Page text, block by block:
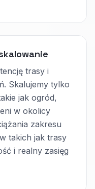
trasy i
Skalujemy tylko
jak ogród,
w okolicy
zakresu
takich jak trasy
i realny zasięg